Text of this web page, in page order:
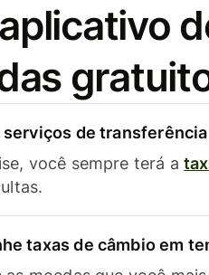
serviços de
você sempre terá a
taxas de câmbio em